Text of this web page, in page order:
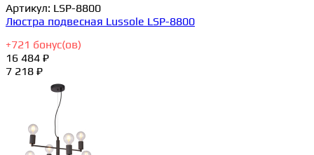
Артикул: LSP-8800
Люстра подвесная Lussole LSP-8800
+721 бонус(ов)
16 484 ₽
7 218 ₽